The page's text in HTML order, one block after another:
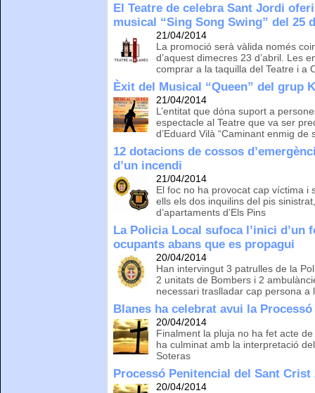
El Teatre de celebra Sant Jordi
musical “Sing Song Swing” del 25
21/04/2014
La promoció serà vàlida només
d’aquest dimecres 23 d’abril. Les
comprar a la taquilla del Teatre i a
Èxit del Musical “Queen” del grup
21/04/2014
L’entitat que dóna suport a
espectacle al Teatre que va ser
d’Eduard Vilà “Caminant enmig de
12 dotacions de cossos
d’un incendi
21/04/2014
El foc no ha provocat cap víctima i
ells els dos inquilins del pis
d’apartaments d’Els Pins
La Policia Local sufoca l’inici d’un
ocupants abans que es propagui
20/04/2014
Han intervingut 3 patrulles de la
2 unitats de Bombers i 2
necessari traslladar cap persona a
Blanes ha celebrat avui la
20/04/2014
Finalment la pluja no ha fet acte
ha culminat amb la interpretació
Soteras
Processó Penitencial del Sant Crist
20/04/2014